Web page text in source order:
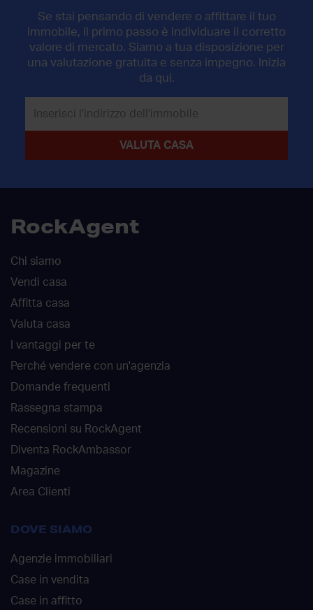
Se stai pensando di vendere o affittare il tuo
immobile, il primo passo è individuare il corretto
valore di mercato. Siamo a tua disposizione per
una valutazione gratuita e senza impegno. Inizia
da qui.
RockAgent
Chi siamo
Vendi casa
Affitta casa
Valuta casa
I vantaggi per te
Perché vendere con un'agenzia
Domande frequenti
Rassegna stampa
Recensioni su RockAgent
Diventa RockAmbassor
Magazine
Area Clienti
DOVE SIAMO
Agenzie immobiliari
Case in vendita
Case in affitto